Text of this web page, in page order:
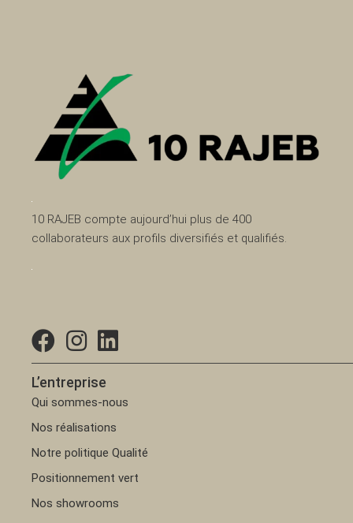
10 RAJEB compte aujourd’hui plus de 400
collaborateurs aux profils diversifiés et qualifiés.
L’entreprise
Qui sommes-nous
Nos réalisations
Notre politique Qualité
Positionnement vert
Nos showrooms